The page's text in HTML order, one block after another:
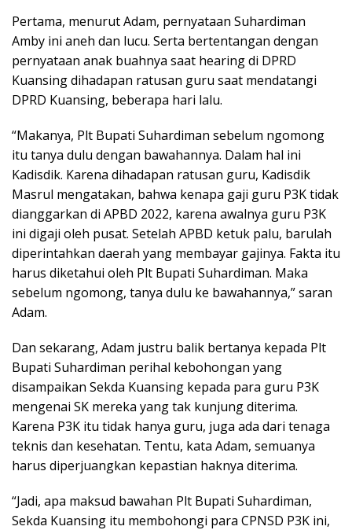
Pertama, menurut Adam, pernyataan Suhardiman
Amby ini aneh dan lucu. Serta bertentangan dengan
pernyataan anak buahnya saat hearing di DPRD
Kuansing dihadapan ratusan guru saat mendatangi
DPRD Kuansing, beberapa hari lalu.
“Makanya, Plt Bupati Suhardiman sebelum ngomong
itu tanya dulu dengan bawahannya. Dalam hal ini
Kadisdik. Karena dihadapan ratusan guru, Kadisdik
Masrul mengatakan, bahwa kenapa gaji guru P3K tidak
dianggarkan di APBD 2022, karena awalnya guru P3K
ini digaji oleh pusat. Setelah APBD ketuk palu, barulah
diperintahkan daerah yang membayar gajinya. Fakta itu
harus diketahui oleh Plt Bupati Suhardiman. Maka
sebelum ngomong, tanya dulu ke bawahannya,” saran
Adam.
Dan sekarang, Adam justru balik bertanya kepada Plt
Bupati Suhardiman perihal kebohongan yang
disampaikan Sekda Kuansing kepada para guru P3K
mengenai SK mereka yang tak kunjung diterima.
Karena P3K itu tidak hanya guru, juga ada dari tenaga
teknis dan kesehatan. Tentu, kata Adam, semuanya
harus diperjuangkan kepastian haknya diterima.
“Jadi, apa maksud bawahan Plt Bupati Suhardiman,
Sekda Kuansing itu membohongi para CPNSD P3K ini,